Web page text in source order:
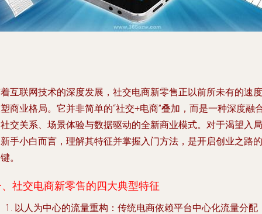
互联网技术的深度发展，社交电商新零售正以前所未有的速度
商业格局。它并非简单的“社交+电商”叠加，而是一种深度融
交关系、场景体验与数据驱动的全新商业模式。对于渴望入局
手小白而言，理解其特征并掌握入门方法，是开启创业之路的
。
社交电商新零售的四大典型特征
以人为中心的流量重构 ：传统电商依赖平台中心化流量分配